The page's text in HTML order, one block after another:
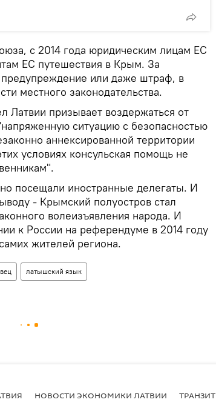
с 2014 года юридическим лицам ЕС
ЕС путешествия в Крым. За
или даже штраф, в
местного законодательства.
Латвии призывает воздержаться от
ситуацию с безопасностью
аннексированной территории
условиях консульская помощь не
посещали иностранные делегаты. И
- Крымский полуостров стал
волеизъявления народа. И
к России на референдуме в 2014 году
жителей региона.
латышский язык
НОВОСТИ ЭКОНОМИКИ ЛАТВИИ ТРАНЗИТ